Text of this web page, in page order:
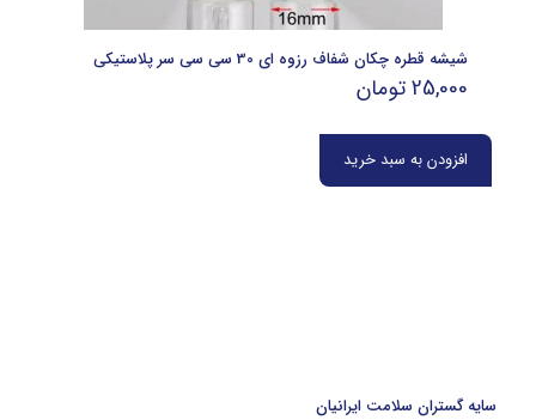
شیشه قطره چکان شفاف رزوه ای 30 سی سی سر پلاستیکی
25,000تومان
افزودن به سبد خرید
سایه گستران سلامت ایرانیان